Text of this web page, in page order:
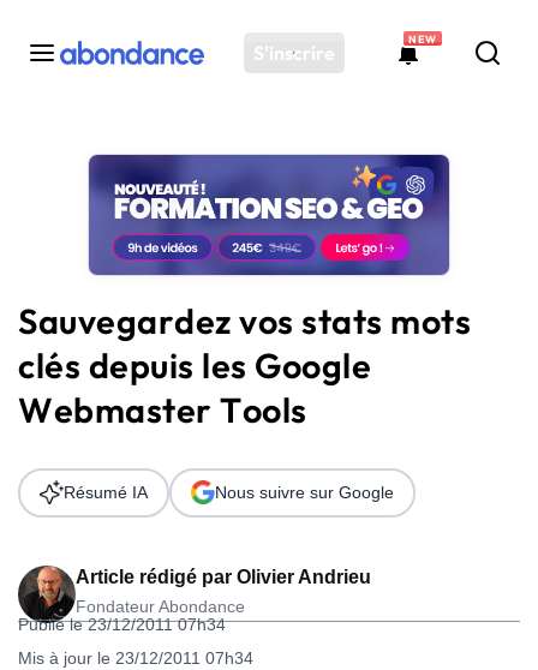
S'inscrire
NEW
Toutes les actus
Actus SEO
Plateforme
Solutions
Ressources
Audit SEO
Sauvegardez vos stats mots
clés depuis les Google
Webmaster Tools
Article rédigé par Olivier Andrieu
Fondateur Abondance
Publié le 23/12/2011 07h34
Mis à jour le 23/12/2011 07h34
Résumé IA Nous suivre sur Google